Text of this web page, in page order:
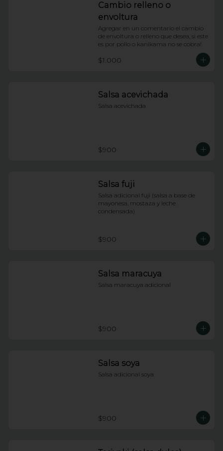
Cambio relleno o
envoltura
Agregar en un comentario el cambio
de envoltura o relleno que desea, si este
es por pollo o kanikama no se cobra!
$1.000
Salsa acevichada
Salsa acevichada
$900
Salsa fuji
Salsa adicional fuji (salsa a base de
mayonesa, mostaza y leche
condensada)
$900
Salsa maracuya
Salsa maracuya adicional
$900
Salsa soya
Salsa adicional soya
$900